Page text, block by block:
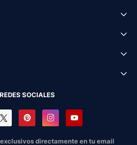
REDES SOCIALES
directamente en tu email